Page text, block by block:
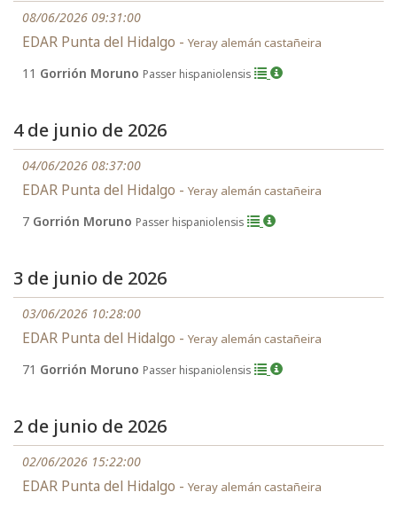
08/06/2026 09:31:00
EDAR Punta del Hidalgo - Yeray alemán castañeira
11 Gorrión Moruno Passer hispaniolensis
4 de junio de 2026
04/06/2026 08:37:00
EDAR Punta del Hidalgo - Yeray alemán castañeira
7 Gorrión Moruno Passer hispaniolensis
3 de junio de 2026
03/06/2026 10:28:00
EDAR Punta del Hidalgo - Yeray alemán castañeira
71 Gorrión Moruno Passer hispaniolensis
2 de junio de 2026
02/06/2026 15:22:00
EDAR Punta del Hidalgo - Yeray alemán castañeira